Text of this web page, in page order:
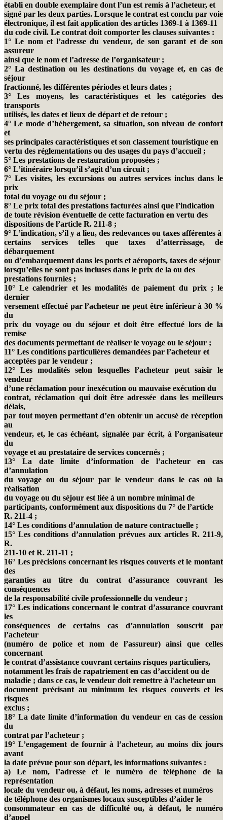
établi en double exemplaire dont l’un est remis à l’acheteur, et
signé par les deux parties. Lorsque le contrat est conclu par voie
électronique, il est fait application des articles 1369-1 à 1369-11
du code civil. Le contrat doit comporter les clauses suivantes :
1° Le nom et l’adresse du vendeur, de son garant et de son
assureur
ainsi que le nom et l’adresse de l’organisateur ;
2° La destination ou les destinations du voyage et, en cas de
séjour
fractionné, les différentes périodes et leurs dates ;
3° Les moyens, les caractéristiques et les catégories des
transports
utilisés, les dates et lieux de départ et de retour ;
4° Le mode d’hébergement, sa situation, son niveau de confort
et
ses principales caractéristiques et son classement touristique en
vertu des réglementations ou des usages du pays d’accueil ;
5° Les prestations de restauration proposées ;
6° L’itinéraire lorsqu’il s’agit d’un circuit ;
7° Les visites, les excursions ou autres services inclus dans le
prix
total du voyage ou du séjour ;
8° Le prix total des prestations facturées ainsi que l’indication
de toute révision éventuelle de cette facturation en vertu des
dispositions de l’article R. 211-8 ;
9° L’indication, s’il y a lieu, des redevances ou taxes afférentes à
certains services telles que taxes d’atterrissage, de
débarquement
ou d’embarquement dans les ports et aéroports, taxes de séjour
lorsqu’elles ne sont pas incluses dans le prix de la ou des
prestations fournies ;
10° Le calendrier et les modalités de paiement du prix ; le
dernier
versement effectué par l’acheteur ne peut être inférieur à 30 %
du
prix du voyage ou du séjour et doit être effectué lors de la
remise
des documents permettant de réaliser le voyage ou le séjour ;
11° Les conditions particulières demandées par l’acheteur et
acceptées par le vendeur ;
12° Les modalités selon lesquelles l’acheteur peut saisir le
vendeur
d’une réclamation pour inexécution ou mauvaise exécution du
contrat, réclamation qui doit être adressée dans les meilleurs
délais,
par tout moyen permettant d’en obtenir un accusé de réception
au
vendeur, et, le cas échéant, signalée par écrit, à l’organisateur
du
voyage et au prestataire de services concernés ;
13° La date limite d’information de l’acheteur en cas
d’annulation
du voyage ou du séjour par le vendeur dans le cas où la
réalisation
du voyage ou du séjour est liée à un nombre minimal de
participants, conformément aux dispositions du 7° de l’article
R. 211-4 ;
14° Les conditions d’annulation de nature contractuelle ;
15° Les conditions d’annulation prévues aux articles R. 211-9,
R.
211-10 et R. 211-11 ;
16° Les précisions concernant les risques couverts et le montant
des
garanties au titre du contrat d’assurance couvrant les
conséquences
de la responsabilité civile professionnelle du vendeur ;
17° Les indications concernant le contrat d’assurance couvrant
les
conséquences de certains cas d’annulation souscrit par
l’acheteur
(numéro de police et nom de l’assureur) ainsi que celles
concernant
le contrat d’assistance couvrant certains risques particuliers,
notamment les frais de rapatriement en cas d’accident ou de
maladie ; dans ce cas, le vendeur doit remettre à l’acheteur un
document précisant au minimum les risques couverts et les
risques
exclus ;
18° La date limite d’information du vendeur en cas de cession
du
contrat par l’acheteur ;
19° L’engagement de fournir à l’acheteur, au moins dix jours
avant
la date prévue pour son départ, les informations suivantes :
a) Le nom, l’adresse et le numéro de téléphone de la
représentation
locale du vendeur ou, à défaut, les noms, adresses et numéros
de téléphone des organismes locaux susceptibles d’aider le
consommateur en cas de difficulté ou, à défaut, le numéro
d’appel